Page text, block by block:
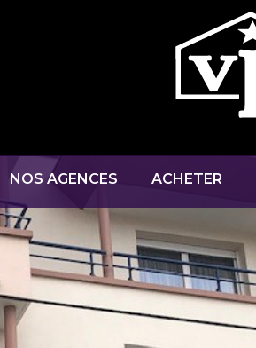
NOS AGENCES ACHETER